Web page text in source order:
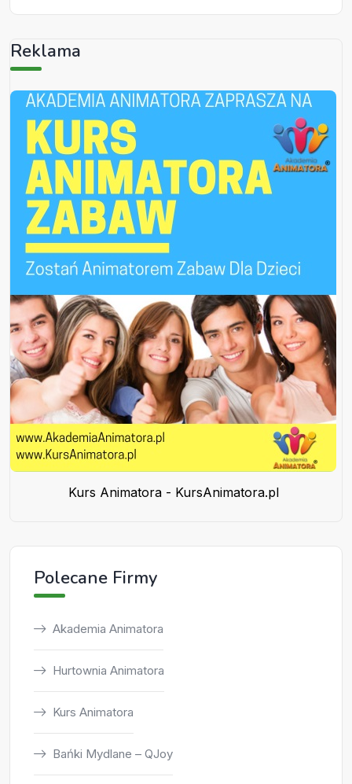
Reklama
Kurs Animatora - KursAnimatora.pl
Polecane Firmy
Akademia Animatora
Hurtownia Animatora
Kurs Animatora
Bańki Mydlane – QJoy